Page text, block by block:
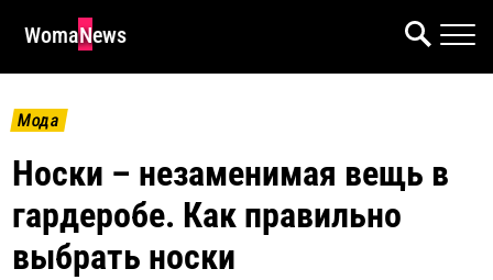
WomaNews
Мода
Носки – незаменимая вещь в
гардеробе. Как правильно
выбрать носки